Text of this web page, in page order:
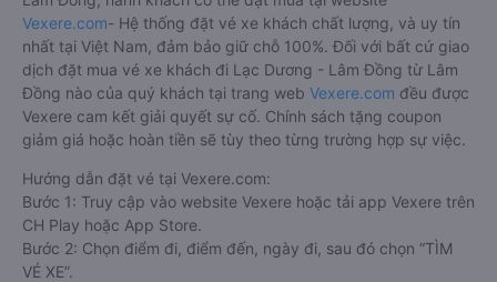
Vexere.com- Hệ thống đặt vé xe khách chất lượng, và uy tín
nhất tại Việt Nam, đảm bảo giữ chỗ 100%. Đối với bất cứ giao
dịch đặt mua vé xe khách đi Lạc Dương - Lâm Đồng từ Lâm
Đồng nào của quý khách tại trang web Vexere.com đều được
Vexere cam kết giải quyết sự cố. Chính sách tặng coupon
giảm giá hoặc hoàn tiền sẽ tùy theo từng trường hợp sự việc.
Hướng dẫn đặt vé tại Vexere.com:
Bước 1: Truy cập vào website Vexere hoặc tải app Vexere trên
CH Play hoặc App Store.
Bước 2: Chọn điểm đi, điểm đến, ngày đi, sau đó chọn “TÌM
VÉ XE”.